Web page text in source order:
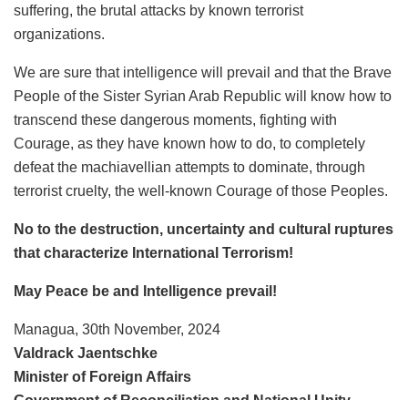
suffering, the brutal attacks by known terrorist
organizations.
We are sure that intelligence will prevail and that the Brave
People of the Sister Syrian Arab Republic will know how to
transcend these dangerous moments, fighting with
Courage, as they have known how to do, to completely
defeat the machiavellian attempts to dominate, through
terrorist cruelty, the well-known Courage of those Peoples.
No to the destruction, uncertainty and cultural ruptures
that characterize International Terrorism!
May Peace be and Intelligence prevail!
Managua, 30th November, 2024
Valdrack Jaentschke
Minister of Foreign Affairs